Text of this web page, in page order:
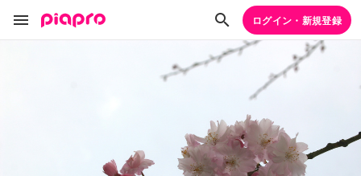
ログイン・新規登録